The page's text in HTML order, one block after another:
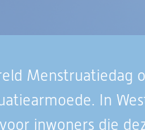
Menstruatiedag
In
inwoners die